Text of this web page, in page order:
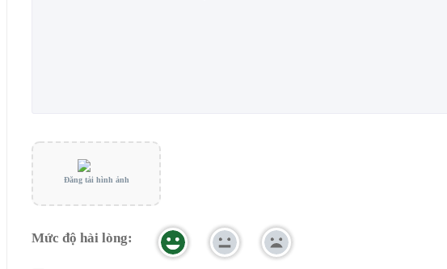
Đăng tải hình ảnh
Mức độ hài lòng: